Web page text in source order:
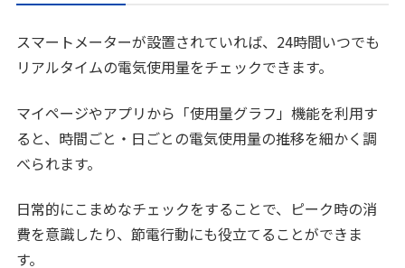
スマートメーターが設置されていれば、24時間いつでも
リアルタイムの電気使用量をチェックできます。
マイページやアプリから「使用量グラフ」機能を利用す
ると、時間ごと・日ごとの電気使用量の推移を細かく調
べられます。
日常的にこまめなチェックをすることで、ピーク時の消
費を意識したり、節電行動にも役立てることができま
す。